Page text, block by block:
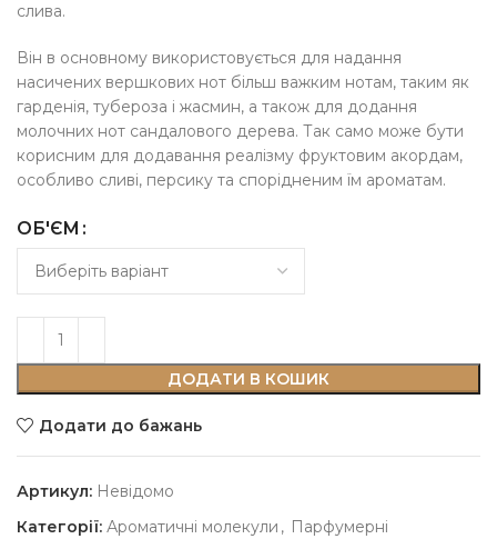
слива.
Він в основному використовується для надання
насичених вершкових нот більш важким нотам, таким як
гарденія, тубероза і жасмин, а також для додання
молочних нот сандалового дерева. Так само може бути
корисним для додавання реалізму фруктовим акордам,
особливо сливі, персику та спорідненим їм ароматам.
ОБ'ЄМ
ДОДАТИ В КОШИК
Додати до бажань
Артикул: Невідомо
Категорії: Ароматичні молекули , Парфумерні